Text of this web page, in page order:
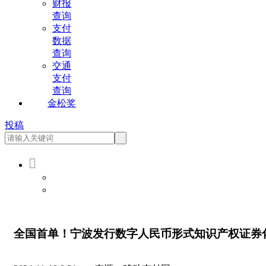
财报
查询
支付
数据
查询
交通
支付
查询
金松奖
投稿

全国首单！宁波发行数字人民币形式知识产权证券